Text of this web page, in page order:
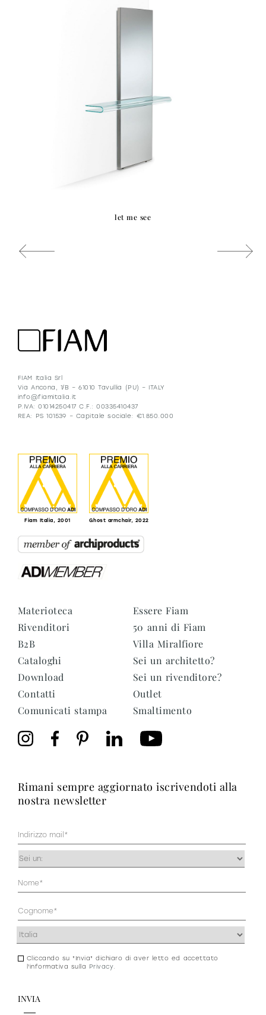
let me see
FIAM Italia Srl
Via Ancona, 1/B – 61010 Tavullia (PU) – ITALY
info@fiamitalia.it
P.IVA: 01014250417 C.F.: 00335410437
REA: PS 101539 – Capitale sociale: €1.850.000
Fiam Italia, 2001 Ghost armchair, 2022
Materioteca
Rivenditori
B2B
Cataloghi
Download
Contatti
Comunicati stampa
Essere Fiam
50 anni di Fiam
Villa Miralfiore
Sei un architetto?
Sei un rivenditore?
Outlet
Smaltimento
rimani sempre aggiornato iscrivendoti alla
nostra newsletter
Mail
(Obbligatorio)
Occupazione
Anagrafica
Indirizzo
Consenso
Cliccando su "Invia" dichiaro di aver letto ed accettato
l'informativa sulla Privacy.